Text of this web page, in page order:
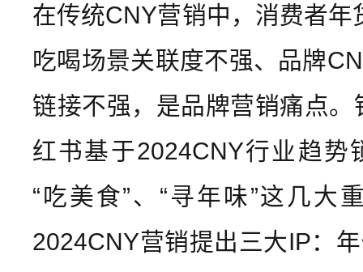
在传统CNY营销中，消费者年
吃喝场景关联度不强、品牌
链接不强，是品牌营销痛点
红书基于2024CNY行业趋势
“吃美食”、“寻年味”这几大
2024CNY营销提出三大IP：